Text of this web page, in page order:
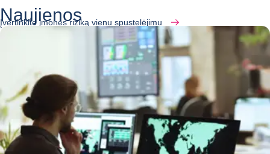
Įvertinkite įmonės riziką vienu spustelėjimu
Naujienos